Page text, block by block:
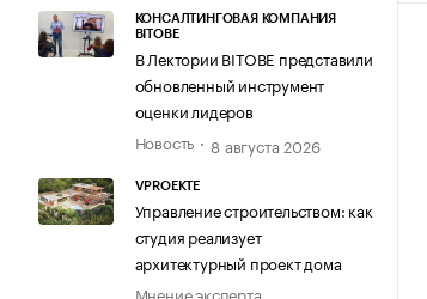
КОНСАЛТИНГОВАЯ КОМПАНИЯ
BITOBE
В Лектории BITOBE представили
обновленный инструмент
оценки лидеров
Новость
8 августа 2026
VPROEKTE
Управление строительством: как
студия реализует
архитектурный проект дома
Мнение эксперта